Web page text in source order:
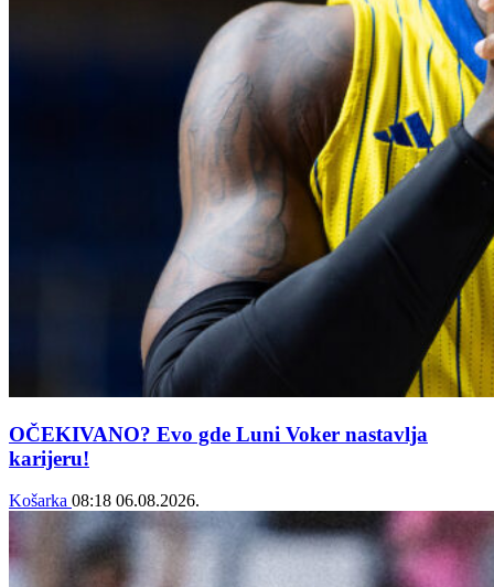
OČEKIVANO? Evo gde Luni Voker nastavlja
karijeru!
Košarka 08:18 06.08.2026.